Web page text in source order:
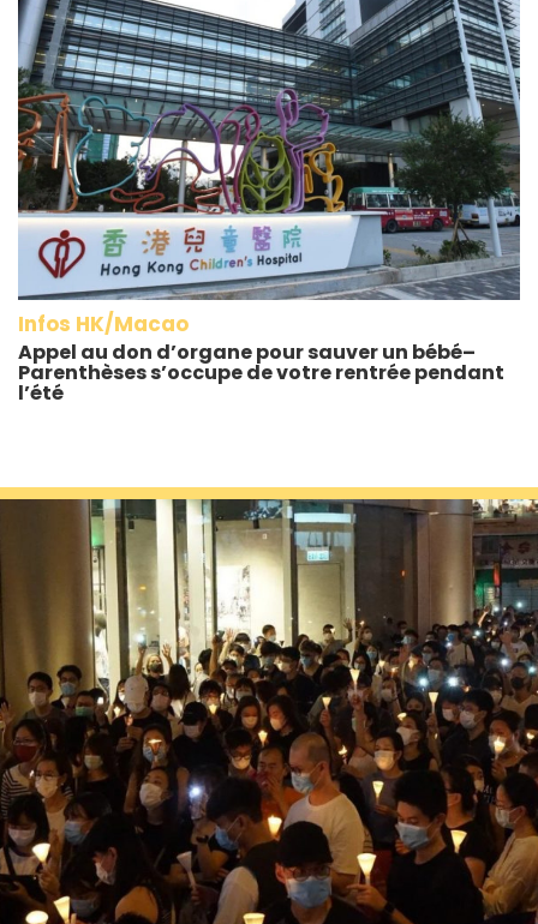
Infos HK/Macao
Appel au don d’organe pour sauver un bébé–
Parenthèses s’occupe de votre rentrée pendant
l’été